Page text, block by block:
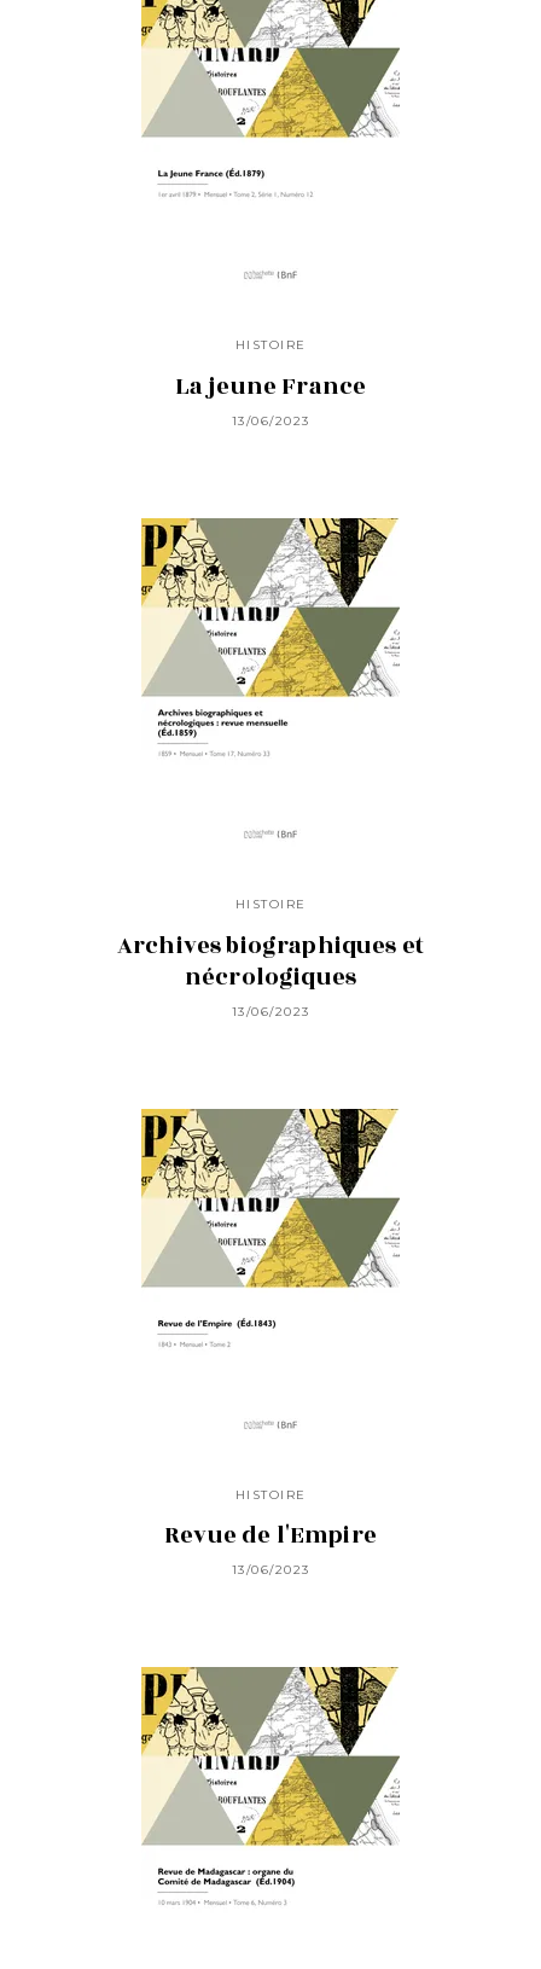
HISTOIRE
La jeune France
13/06/2023
HISTOIRE
Archives biographiques et
nécrologiques
13/06/2023
HISTOIRE
Revue de l'Empire
13/06/2023